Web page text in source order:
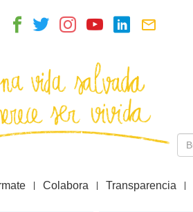
Colabora Transparencia